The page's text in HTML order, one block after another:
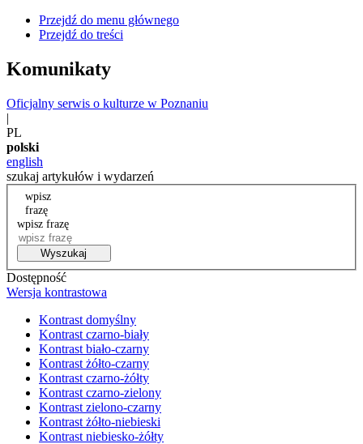
Przejdź do menu głównego
Przejdź do treści
Komunikaty
Oficjalny serwis o kulturze w Poznaniu
|
PL
polski
english
szukaj artykułów i wydarzeń
wpisz
frazę
wpisz frazę
Wyszukaj
Dostępność
Wersja kontrastowa
Kontrast domyślny
Kontrast czarno-biały
Kontrast biało-czarny
Kontrast żółto-czarny
Kontrast czarno-żółty
Kontrast czarno-zielony
Kontrast zielono-czarny
Kontrast żółto-niebieski
Kontrast niebiesko-żółty